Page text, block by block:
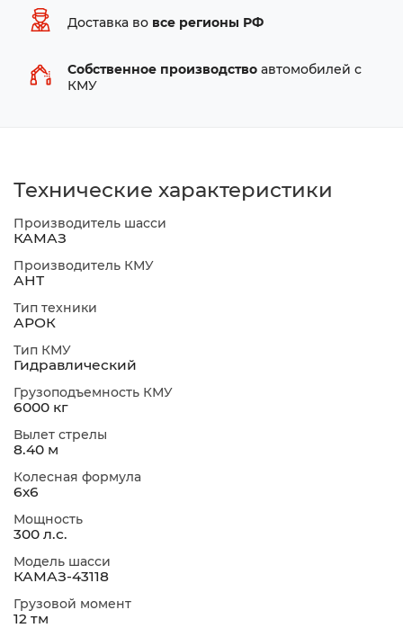
Доставка во все регионы РФ
Собственное производство автомобилей с
КМУ
Технические характеристики
Производитель шасси
КАМАЗ
Производитель КМУ
АНТ
Тип техники
АРОК
Тип КМУ
Гидравлический
Грузоподъемность КМУ
6000 кг
Вылет стрелы
8.40 м
Колесная формула
6х6
Мощность
300 л.с.
Модель шасси
КАМАЗ-43118
Грузовой момент
12 тм